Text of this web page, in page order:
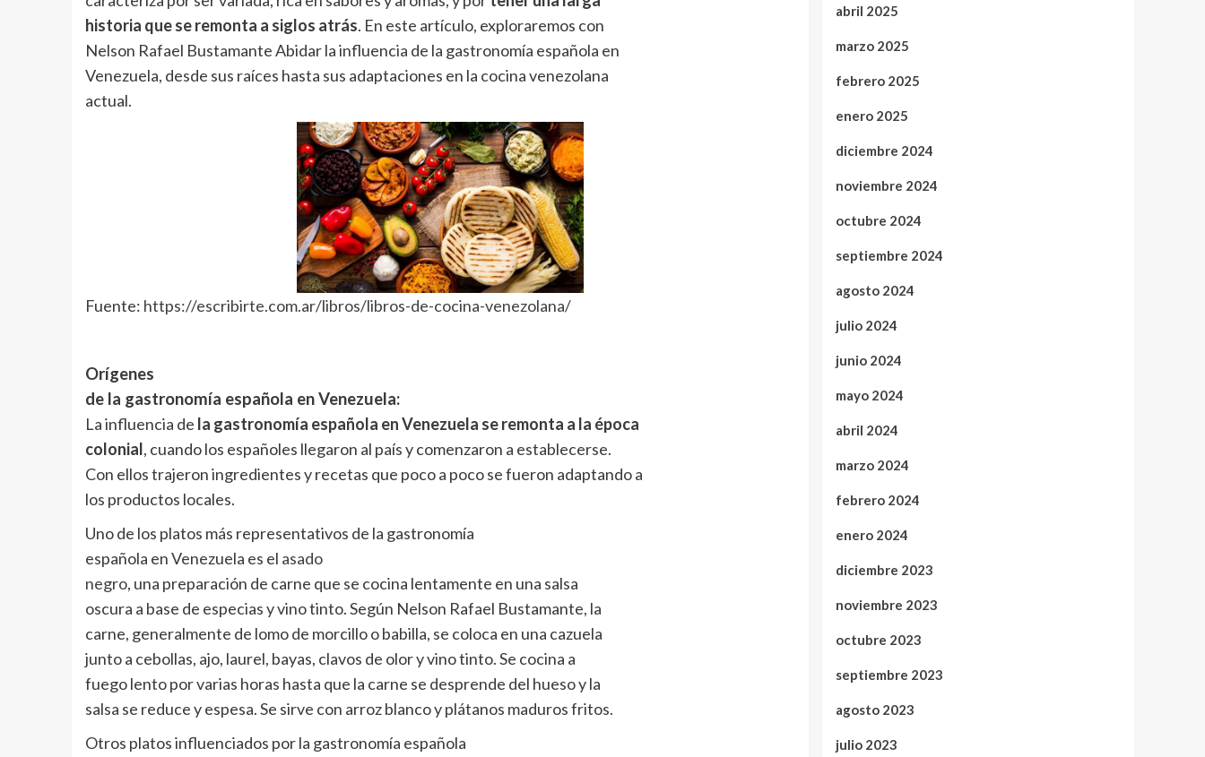
historia que se remonta a siglos atrás. En este artículo, exploraremos con
Nelson Rafael Bustamante Abidar la influencia de la gastronomía española en
Venezuela, desde sus raíces hasta sus adaptaciones en la cocina venezolana
actual.
Fuente: https://escribirte.com.ar/libros/libros-de-cocina-venezolana/
Orígenes
de la gastronomía española en Venezuela:
La influencia de la gastronomía española en Venezuela se remonta a la época
colonial, cuando los españoles llegaron al país y comenzaron a establecerse.
Con ellos trajeron ingredientes y recetas que poco a poco se fueron adaptando a
los productos locales.
Uno de los platos más representativos de la gastronomía
española en Venezuela es el asado
negro, una preparación de carne que se cocina lentamente en una salsa
oscura a base de especias y vino tinto. Según Nelson Rafael Bustamante, la
carne, generalmente de lomo de morcillo o babilla, se coloca en una cazuela
junto a cebollas, ajo, laurel, bayas, clavos de olor y vino tinto. Se cocina a
fuego lento por varias horas hasta que la carne se desprende del hueso y la
salsa se reduce y espesa. Se sirve con arroz blanco y plátanos maduros fritos.
Otros platos influenciados por la gastronomía española
abril 2025
marzo 2025
febrero 2025
enero 2025
diciembre 2024
noviembre 2024
octubre 2024
septiembre 2024
agosto 2024
julio 2024
junio 2024
mayo 2024
abril 2024
marzo 2024
febrero 2024
enero 2024
diciembre 2023
noviembre 2023
octubre 2023
septiembre 2023
agosto 2023
julio 2023